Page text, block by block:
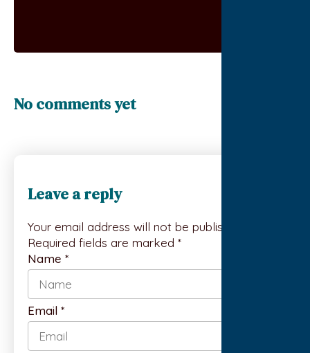
No comments yet
Leave a reply
Your email address will not be published.
Required fields are marked *
Name *
Email *